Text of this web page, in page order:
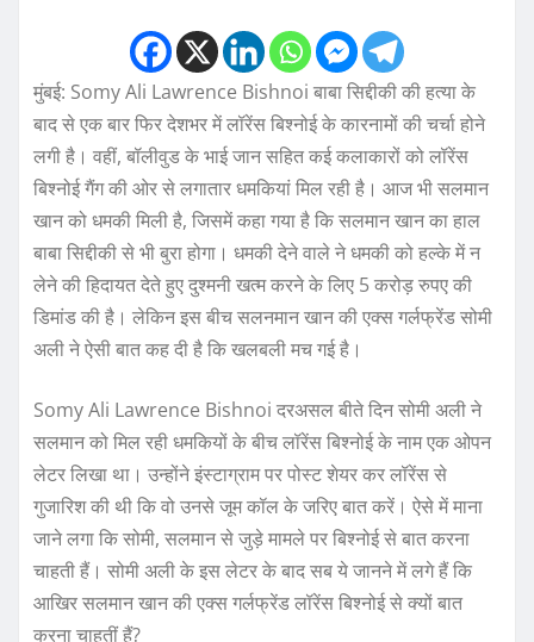
मुंबई: Somy Ali Lawrence Bishnoi बाबा सिद्दीकी की हत्या के
बाद से एक बार फिर देशभर में लॉरेंस बिश्नोई के कारनामों की चर्चा होने
लगी है। वहीं, बॉलीवुड के भाई जान सहित कई कलाकारों को लॉरेंस
बिश्नोई गैंग की ओर से लगातार धमकियां मिल रही है। आज भी सलमान
खान को धमकी मिली है, जिसमें कहा गया है कि सलमान खान का हाल
बाबा सिद्दीकी से भी बुरा होगा। धमकी देने वाले ने धमकी को हल्के में न
लेने की हिदायत देते हुए दुश्मनी खत्म करने के लिए 5 करोड़ रुपए की
डिमांड की है। लेकिन इस बीच सलनमान खान की एक्स गर्लफ्रेंड सोमी
अली ने ऐसी बात कह दी है कि खलबली मच गई है।
Somy Ali Lawrence Bishnoi दरअसल बीते दिन सोमी अली ने
सलमान को मिल रही धमकियों के बीच लॉरेंस बिश्नोई के नाम एक ओपन
लेटर लिखा था। उन्होंने इंस्टाग्राम पर पोस्ट शेयर कर लॉरेंस से
गुजारिश की थी कि वो उनसे जूम कॉल के जरिए बात करें। ऐसे में माना
जाने लगा कि सोमी, सलमान से जुड़े मामले पर बिश्नोई से बात करना
चाहती हैं। सोमी अली के इस लेटर के बाद सब ये जानने में लगे हैं कि
आखिर सलमान खान की एक्स गर्लफ्रेंड लॉरेंस बिश्नोई से क्यों बात
करना चाहतीं हैं?